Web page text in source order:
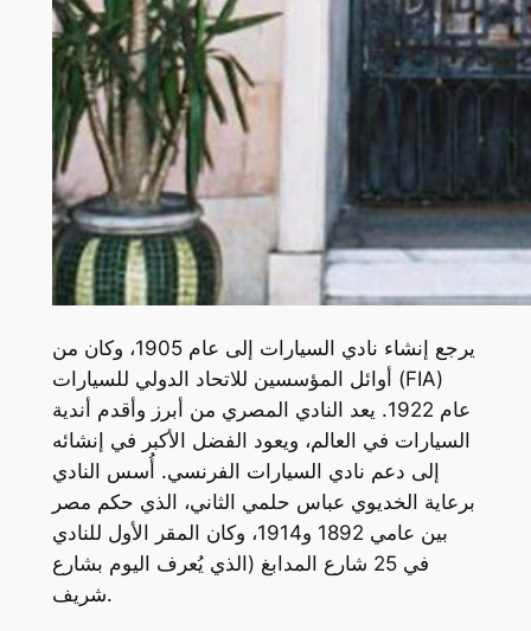
يرجع إنشاء نادي السيارات إلى عام 1905، وكان من
أوائل المؤسسين للاتحاد الدولي للسيارات (FIA)
عام 1922. يعد النادي المصري من أبرز وأقدم أندية
السيارات في العالم، ويعود الفضل الأكبر في إنشائه
إلى دعم نادي السيارات الفرنسي. أُسس النادي
برعاية الخديوي عباس حلمي الثاني، الذي حكم مصر
بين عامي 1892 و1914، وكان المقر الأول للنادي
في 25 شارع المدابغ (الذي يُعرف اليوم بشارع
شريف.